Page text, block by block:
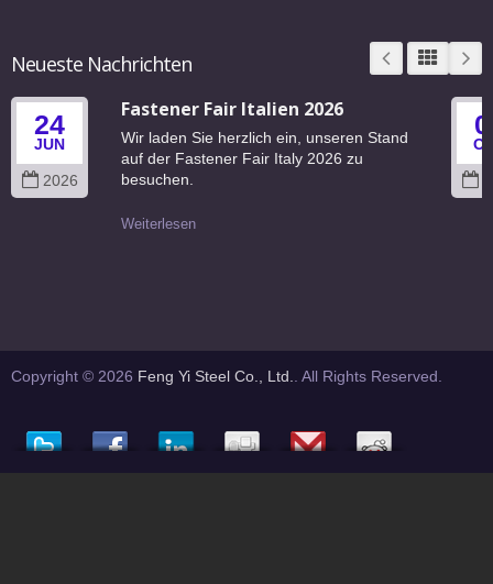
Neueste Nachrichten
24
JUN
2026
Fastener Fair Italien 2026
Wir laden Sie herzlich ein, unseren Stand
auf der Fastener Fair Italy 2026 zu
besuchen.
Weiterlesen
Copyright © 2026 Feng Yi Steel Co., Ltd.. All Rights Reserved.